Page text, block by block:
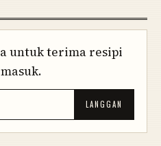
untuk terima resipi